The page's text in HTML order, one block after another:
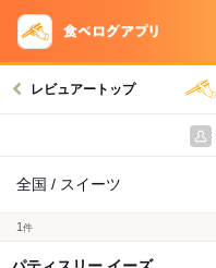
レビュアートップ
全国 / スイーツ
1 件